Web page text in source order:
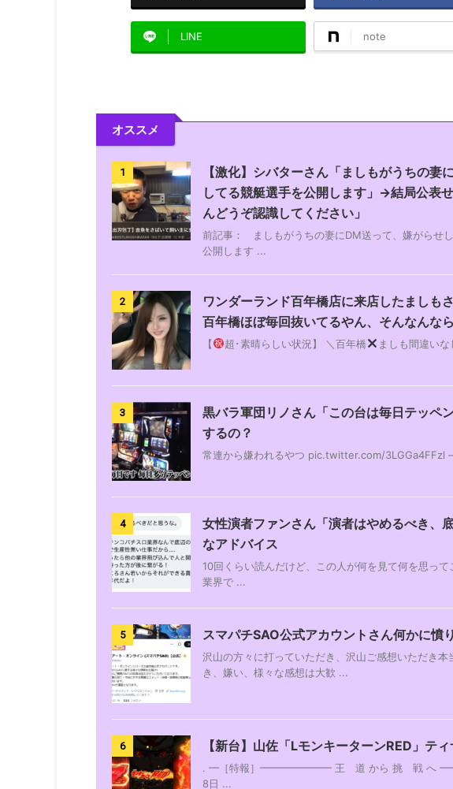
LINE note
オススメ
1
【激化】シバターさん「ましもがうちの
してる競艇選手を公開します」→結局公表
んどうぞ認識してください」
前記事： ましもがうちの妻にDM送って、嫌がらせ
公開します ...
2
ワンダーランド百年橋店に来店したましも
百年橋ほぼ毎回抜いてるやん、そんなんな
【 超･素晴らしい状況】 ＼百年橋 ましも間違いな
3
黒バラ軍団リノさん「この台は毎日テッペ
するの？
常連から嫌われるやつ pic.twitter.com/
4
女性演者ファンさん「演者はやめるべき、
なアドバイス
10回くらい読んだけど、この人が何を見て何を思っ
業界で ...
5 スマパチSAO公式アカウントさん何かに憤
沢山の方々に打っていただき、沢山ご感想いただき
き、嫌い、様々な感想は大歓 ...
6 【新台】山佐「LモンキーターンRED」テ
. ━［特報］━━━━━━━ 王 道 から 挑 戦 へ
8日 ...